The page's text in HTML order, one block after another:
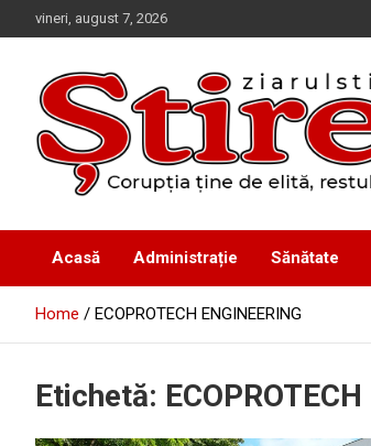
to
vineri, august 7, 2026
Ziarul Știrea
Acasă Administrație Sănătate
Home ECOPROTECH ENGINEERING
Etichetă: